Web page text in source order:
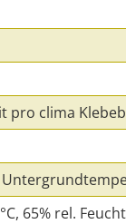
pro clima
°C, 65% rel.